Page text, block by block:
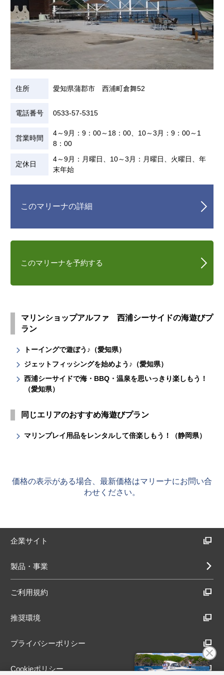
住所 愛知県蒲郡市 西浦町倉舞52
電話番号 0533-57-5315
営業時間
4～9月：9：00～18：00、10～3月：9：00～1
8：00
定休日
4～9月：月曜日、10～3月：月曜日、火曜日、年
末年始
このマリーナの詳細
このマリーナを予約する
マリンショップアルファ 西浦シーサイドの海遊びプ
ラン
トーイングで遊ぼう♪（愛知県）
ジェットフィッシングを始めよう♪（愛知県）
西浦シーサイドで海・BBQ・温泉を思いっきり楽しもう！
（愛知県）
同じエリアのおすすめ海遊びプラン
マリンプレイ用品をレンタルして倍楽しもう！（静岡県）
価格の表示がある場合、最新価格はマリーナにお問い合
わせください。
企業サイト
製品・事業
ご利用規約
推奨環境
プライバシーポリシー
Cookieポリシー